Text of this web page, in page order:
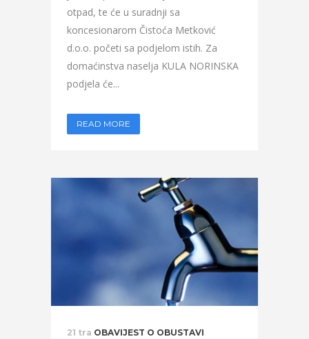
otpad, te će u suradnji sa
koncesionarom Čistoća Metković
d.o.o. početi sa podjelom istih. Za
domaćinstva naselja KULA NORINSKA
podjela će...
READ MORE
21 tra OBAVIJEST O OBUSTAVI